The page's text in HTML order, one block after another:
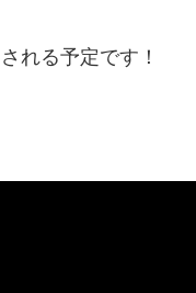
れる予定です！